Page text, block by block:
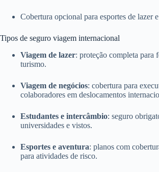
Cobertura opcional para esportes de lazer
Tipos de seguro viagem internacional
Viagem de lazer: proteção completa para
turismo.
Viagem de negócios: cobertura para
colaboradores em deslocamentos
Estudantes e intercâmbio: seguro
universidades e vistos.
Esportes e aventura: planos com
para atividades de risco.